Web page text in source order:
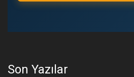
Son Yazılar